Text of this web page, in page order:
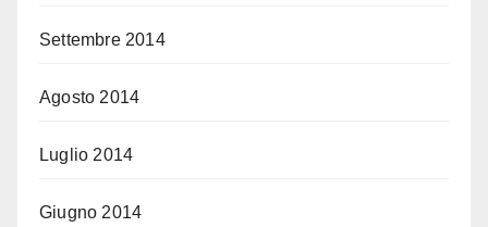
Settembre 2014
Agosto 2014
Luglio 2014
Giugno 2014